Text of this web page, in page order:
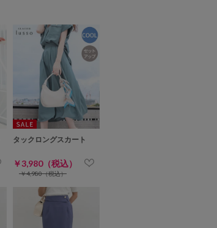
タックロングスカート
￥3,980（税込）
￥4,980（税込）